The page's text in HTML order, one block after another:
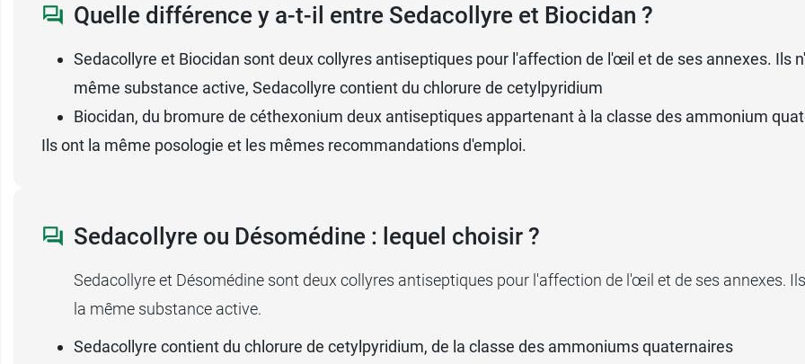
Précautions d’emploi de Sedacollyre cetylpyridinium
Le collyre Sedacollyre présente certaines précautions d'emploi. Ces précautions d'emploi
ou collyres, son usage en cas de port de lentilles de contact et son utilisation au cours de la
Ne pas toucher l'œil avec l'extrémité de l'embout de l'unidose (risque de contamination infectieuse).
Sedacollyre et interactions médicamenteuses
Si vous prenez en parallèle un ou plusieurs médicaments même si vous les avez obtenus sans
ou votre pharmacien pour éviter les interactions et surdosages.
En cas de traitement en parallèle par un autre collyre, vous devez laisser unintervalle de 15 minutes
Quelle différence y a-t-il entre Sedacollyre et Biocidan ?
Sedacollyre et Biocidan sont deux collyres antiseptiques pour l'affection de l'œil et de ses annexes. Ils
même substance active, Sedacollyre contient du chlorure de cetylpyridium
Biocidan, du bromure de céthexonium deux antiseptiques appartenant à la classe des ammonium
Ils ont la même posologie et les mêmes recommandations d'emploi.
Sedacollyre ou Désomédine : lequel choisir ?
Sedacollyre et Désomédine sont deux collyres antiseptiques pour l'affection de l'œil et de ses annexes.
la même substance active.
Sedacollyre contient du chlorure de cetylpyridium, de la classe des ammoniums quaternaires